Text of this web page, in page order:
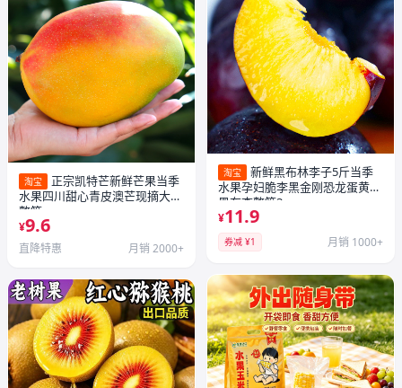
淘宝
正宗凯特芒新鲜芒果当季
水果四川甜心青皮澳芒现摘大果
整箱
¥9.6
直降特惠 月销 2000+
淘宝
新鲜黑布林李子5斤当季
水果孕妇脆李黑金刚恐龙蛋黄肉
黑布李整箱3
¥11.9
券减 ¥1 月销 1000+